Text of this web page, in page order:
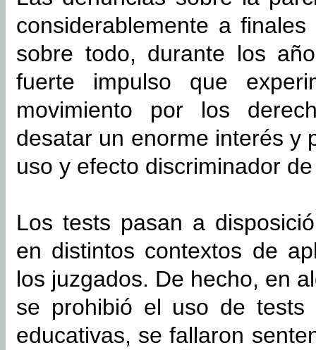
considerablemente a
sobre todo, durante los
fuerte impulso que
movimiento por los
desatar un enorme interés y
uso y efecto discriminador
Los tests pasan a
en distintos contextos de
los juzgados. De hecho, en
se prohibió el uso de
educativas, se fallaron